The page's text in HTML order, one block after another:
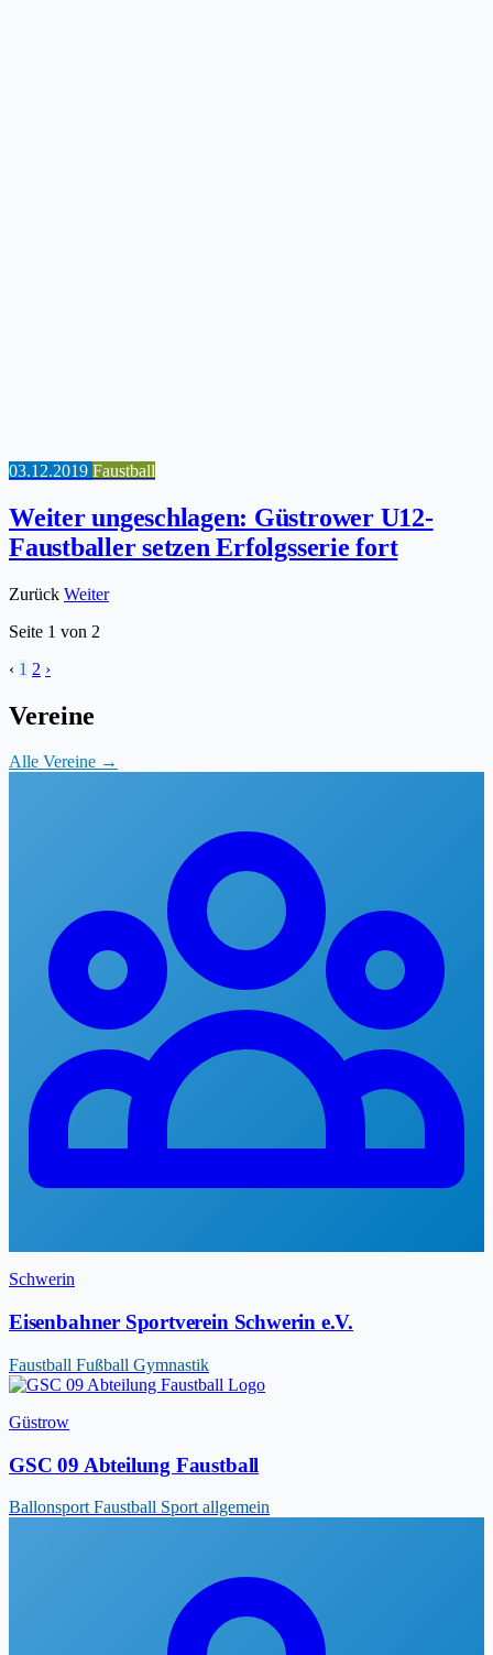
03.12.2019 Faustball
Weiter ungeschlagen: Güstrower U12-
Faustballer setzen Erfolgsserie fort
Zurück Weiter
Seite 1 von 2
‹ 1 2 ›
Vereine
Alle Vereine →
Schwerin
Eisenbahner Sportverein Schwerin e.V.
Faustball Fußball Gymnastik
Güstrow
GSC 09 Abteilung Faustball
Ballonsport Faustball Sport allgemein